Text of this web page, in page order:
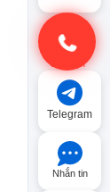
Gọi điện
Telegram
Nhắn tin